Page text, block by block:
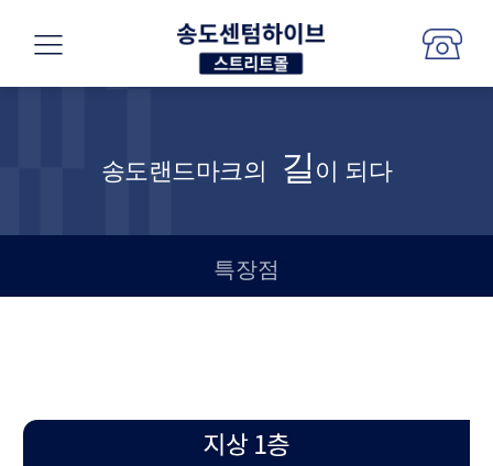
송도랜드마크의 길 이 되다
특장점